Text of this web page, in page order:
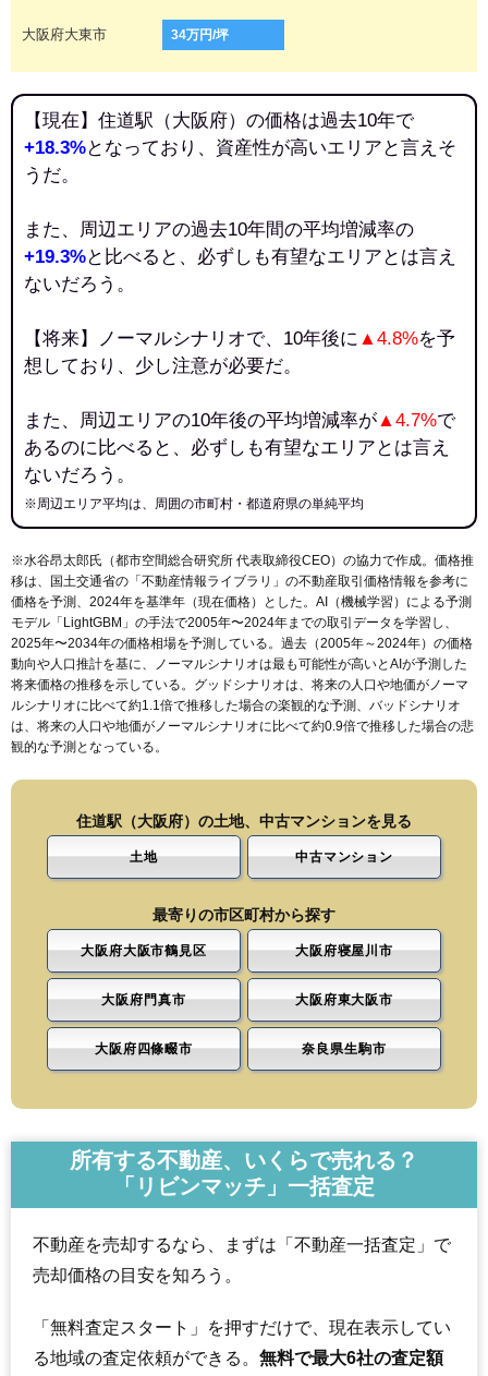
大阪府大東市 34万円/坪
【現在】住道駅（大阪府）の価格は過去10年で
+18.3%となっており、資産性が高いエリアと言えそ
うだ。
また、周辺エリアの過去10年間の平均増減率の
+19.3%と比べると、必ずしも有望なエリアとは言え
ないだろう。
【将来】ノーマルシナリオで、10年後に ▲4.8%を予
想しており、少し注意が必要だ。
また、周辺エリアの10年後の平均増減率が▲4.7%で
あるのに比べると、必ずしも有望なエリアとは言え
ないだろう。
※周辺エリア平均は、周囲の市町村・都道府県の単純平均
※水谷昂太郎氏（都市空間総合研究所 代表取締役CEO）の協力で作成。価格推
移は、国土交通省の「 不動産情報ライブラリ 」の不動産取引価格情報を参考に
価格を予測、2024年を基準年（現在価格）とした。AI（機械学習）による予測
モデル「LightGBM」の手法で2005年〜2024年までの取引データを学習し、
2025年〜2034年の価格相場を予測している。過去（2005年～2024年）の価格
動向や人口推計を基に、ノーマルシナリオは最も可能性が高いとAIが予測した
将来価格の推移を示している。グッドシナリオは、将来の人口や地価がノーマ
ルシナリオに比べて約1.1倍で推移した場合の楽観的な予測、バッドシナリオ
は、将来の人口や地価がノーマルシナリオに比べて約0.9倍で推移した場合の悲
観的な予測となっている。
住道駅（大阪府）の土地、中古マンションを見る
土地 中古マンション
最寄りの市区町村から探す
大阪府大阪市鶴見区 大阪府寝屋川市
大阪府門真市 大阪府東大阪市
大阪府四條畷市 奈良県生駒市
所有する不動産、いくらで売れる？
「リビンマッチ」一括査定
不動産を売却するなら、まずは「不動産一括査定」で
売却価格の目安を知ろう。
「無料査定スタート」を押すだけで、現在表示してい
る地域の査定依頼ができる。 無料で最大6社の査定額